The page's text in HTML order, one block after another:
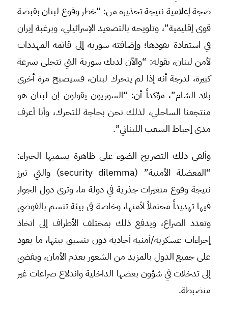
ضجة إعلامية نتيجة تحذيره من: “خطر وقوع لبنان بقبضة
قوى إقليمية”، وتلويحه بالتصعيد الإسرائيلي، وبرغبة إيران
في استعادة نفوذها؛ وإضافته سورية إلى قائمة المهددات
لأمن لبنان، بقوله: “والآن لديك سورية التي تتجلى بسرعة
كبيرة، لدرجة أنه إذا لم يتحرك لبنان، فسيصبح مرة أخرى
بلاد الشام”، مؤكداً أن: “السوريون يقولون إن لبنان هو
منتجعنا الساحلي، لذلك نحن بحاجة للتحرك، وأنا أعرف
مدى إحباط الشعب اللبناني”.
وألقى ذلك التصريح الضوء على ظاهرة يسميها الخبراء:
“المعضلة الأمنية” (security dilemma) والتي تبرز
نتيجة وقوع متغيرات جذرية في دولة ما، وترى دول الجوار
فيها تهديداً محتملاً لأمنها، وخاصة في بيئة تتسم بالفوضى
وتعدد الصراع، ويدفع ذلك بمختلف الأطراف إلى اتخاذ
إجراءات عسكرية/أمنية أحادية دون تنسيق بينها، ما يعود
على جميع الدول بالمزيد من الشعور بعدم الأمان، ويفضي
إلى تدخلات في شؤون بعضها الداخلية واندلاع صراعات غير
منضبطة.